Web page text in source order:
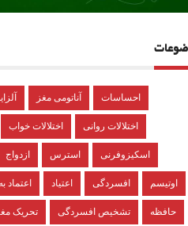
آناتومی مغز احساسات
اختلالات خواب اختلالات روانی
ازدواج استرس اسکیزوفرنی
اعتماد اعتیاد افسردگی اوتیسم
تحریک تشخیص افسردگی حافظه